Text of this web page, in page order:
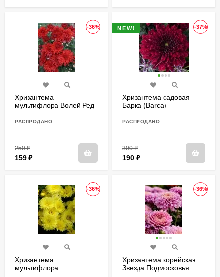
-36%
Хризантема
мультифлора Волей Ред
РАСПРОДАНО
250₽
159 ₽
-37%
NEW!
Хризантема садовая
Барка (Barca)
РАСПРОДАНО
300₽
190 ₽
-36%
Хризантема
мультифлора
-36%
Хризантема корейская
Звезда Подмосковья